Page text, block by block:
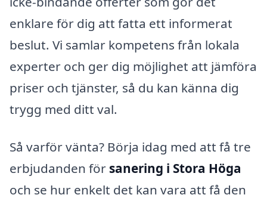
enklare för dig att fatta ett informerat
beslut. Vi samlar kompetens från lokala
experter och ger dig möjlighet att jämföra
priser och tjänster, så du kan känna dig
trygg med ditt val.
Så varför vänta? Börja idag med att få tre
erbjudanden för sanering i Stora Höga
och se hur enkelt det kan vara att få den